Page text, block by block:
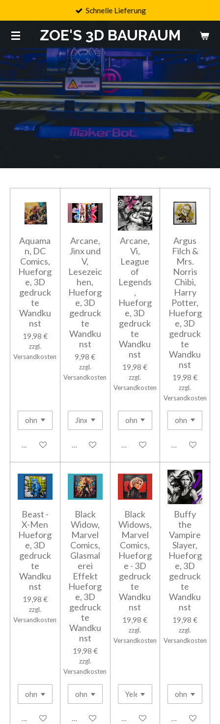
springen
ZOE'S 3D BAURAUM
Schnelle Lieferung
Aquama
n, DC
Comics,
Hueforg
e, 3D
gedruck
te
Wandku
nst
19,98 €
zzgl.
Versandkosten
In den Warenkorb
Arcane,
Jinx und
V,
Lesezeic
hen,
Hueforg
e, 3D
gedruck
te
Wandku
nst
9,98 €
zzgl.
Versandkosten
In den Warenkorb
Arcane,
Vi,
League
of
Legends
,
Hueforg
e, 3D
gedruck
te
Wandku
nst
19,98 €
zzgl.
Versandkosten
In den Warenkorb
Argus
Filch &
Mrs.
Norris
Chibi,
Harry
Potter,
Hueforg
e, 3D
gedruck
te
Wandku
nst
19,98 €
zzgl.
Versandkosten
In den
Beast -
X-Men
Hueforg
e, 3D
gedruck
te
Wandku
nst
19,98 €
zzgl.
Versandkosten
In den Warenkorb
Black
Widow,
Marvel
Comics,
Glasmal
erei
Effekt
Hueforg
e, 3D
gedruck
te
Wandku
nst
19,98 €
zzgl.
Versandkosten
In den Warenkorb
Black
Widows,
Marvel
Comics,
Hueforg
e - 3D
gedruck
te
Wandku
nst
19,98 €
zzgl.
Versandkosten
In den Warenkorb
Buffy
the
Vampire
Slayer,
Hueforg
e, 3D
gedruck
te
Wandku
nst
19,98 €
zzgl.
Versandkosten
In den